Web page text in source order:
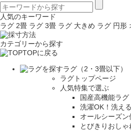
人気のキーワード
ラグ 2畳 ラグ 3畳 ラグ 大きめ ラグ 円形
カテゴリーから探す
TOPに戻る
ラグ（2・3畳以下）
ラグトップページ
人気特集で選ぶ
国産高機能ラグ
洗濯OK！洗え
オールシーズ
とびきりおし